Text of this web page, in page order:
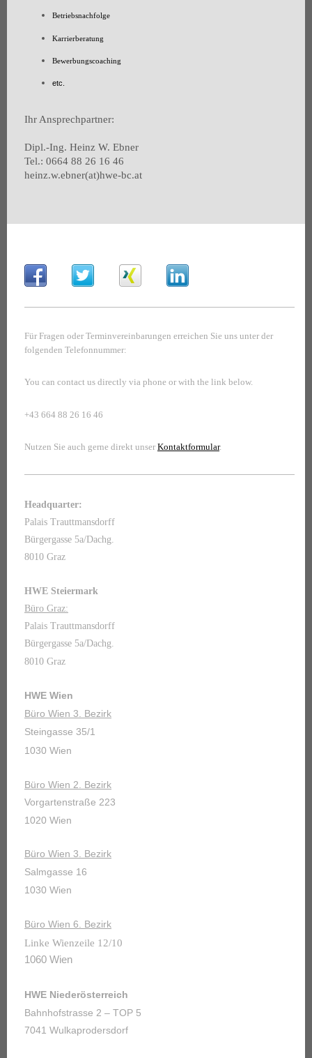
Betriebsnachfolge
Karrierberatung
Bewerbungscoaching
etc.
Ihr Ansprechpartner:
Dipl.-Ing. Heinz W. Ebner
Tel.: 0664 88 26 16 46
heinz.w.ebner(at)hwe-bc.at
Für Fragen oder Terminvereinbarungen erreichen Sie uns unter der
folgenden Telefonnummer:
You can contact us directly via phone or with the link below.
+43 664 88 26 16 46
Nutzen Sie auch gerne direkt unser Kontaktformular.
Headquarter:
Palais Trauttmansdorff
Bürgergasse 5a/Dachg.
8010 Graz
HWE Steiermark
Büro Graz:
Palais Trauttmansdorff
Bürgergasse 5a/Dachg.
8010 Graz
HWE Wien
Büro Wien 3. Bezirk
Steingasse 35/1
1030 Wien
Büro Wien 2. Bezirk
Vorgartenstraße 223
1020 Wien
Büro Wien 3. Bezirk
Salmgasse 16
1030 Wien
Büro Wien 6. Bezirk
Linke Wienzeile 12/10
1060 Wien
HWE Niederösterreich
Bahnhofstrasse 2 – TOP 5
7041 Wulkaprodersdorf